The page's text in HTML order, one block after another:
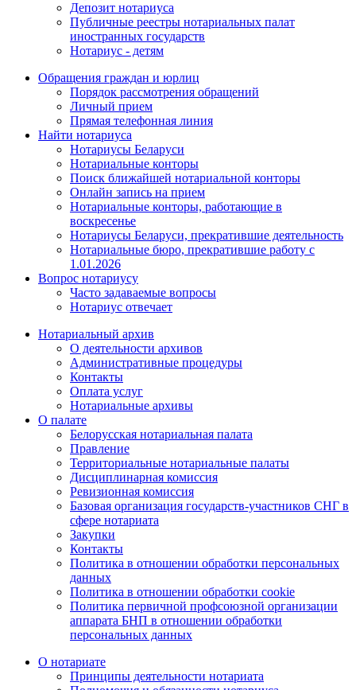
Депозит нотариуса
Публичные реестры нотариальных палат
иностранных государств
Нотариус - детям
Обращения граждан и юрлиц
Порядок рассмотрения обращений
Личный прием
Прямая телефонная линия
Найти нотариуса
Нотариусы Беларуси
Нотариальные конторы
Поиск ближайшей нотариальной конторы
Онлайн запись на прием
Нотариальные конторы, работающие в
воскресенье
Нотариусы Беларуси, прекратившие деятельность
Нотариальные бюро, прекратившие работу с
1.01.2026
Вопрос нотариусу
Часто задаваемые вопросы
Нотариус отвечает
Нотариальный архив
О деятельности архивов
Административные процедуры
Контакты
Оплата услуг
Нотариальные архивы
О палате
Белорусская нотариальная палата
Правление
Территориальные нотариальные палаты
Дисциплинарная комиссия
Ревизионная комиссия
Базовая организация государств-участников СНГ в
сфере нотариата
Закупки
Контакты
Политика в отношении обработки персональных
данных
Политика в отношении обработки cookie
Политика первичной профсоюзной организации
аппарата БНП в отношении обработки
персональных данных
О нотариате
Принципы деятельности нотариата